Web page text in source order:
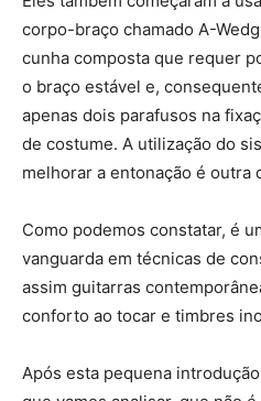
corpo-braço chamado A-
cunha composta que requer
o braço estável e,
apenas dois parafusos na
de costume. A utilização do
melhorar a entonação é outra
Como podemos constatar, é
vanguarda em técnicas de
assim guitarras
conforto ao tocar e timbres
Após esta pequena